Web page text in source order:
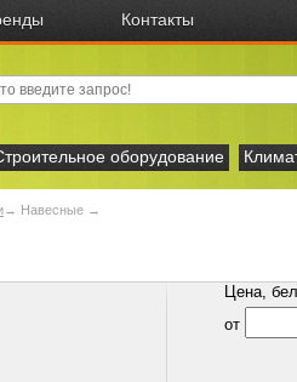
Контакты
оборудование
→ Навесные →
Цена,
от